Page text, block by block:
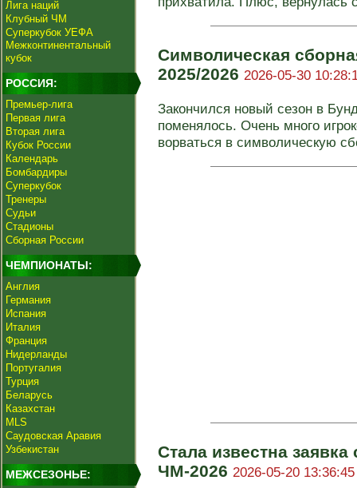
Лига наций
Клубный ЧМ
Суперкубок УЕФА
Межконтинентальный
кубок
РОССИЯ:
Премьер-лига
Первая лига
Вторая лига
Кубок России
Календарь
Бомбардиры
Суперкубок
Тренеры
Судьи
Стадионы
Сборная России
ЧЕМПИОНАТЫ:
Англия
Германия
Испания
Италия
Франция
Нидерланды
Португалия
Турция
Беларусь
Казахстан
MLS
Саудовская Аравия
Узбекистан
МЕЖСЕЗОНЬЕ:
Символическая
2025/2026 2026-05-30
Закончился новый сезон в
поменялось. Очень много
ворваться в символическую
Стала известна
ЧМ-2026 2026-05-20 13:36:45